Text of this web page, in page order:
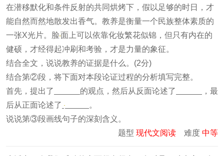
在潜移默化和条件反射的共同烘烤下，假以足够的时日，才
能自然而然地散发出香气。教养是衡量一个民族整体素质的
一张X光片。脸面上可以依靠化妆繁花似锦，但只有内在的
健硕，才经得起冲刷和考验，才是力量的象征。
结合全文，说说教养的证据是什么。(2分)
结合第②段，将下面对本段论证过程的分析填写完整。
首先，提出了
的观点，然后从反面论述了
，最
后从正面论述了
。
说说第③段画线句子的深刻含义。
题型 现代文阅读 难度 中等